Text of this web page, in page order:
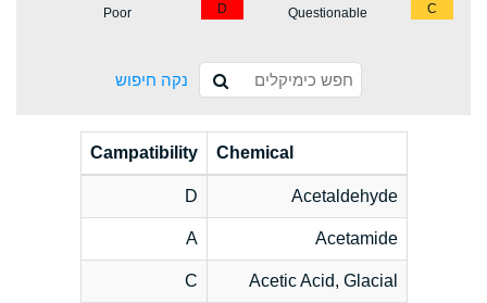
C
Questionable
D
Poor
נקה חיפוש
Chemical
Campatibility
Acetaldehyde
D
Acetamide
A
Acetic Acid, Glacial
C